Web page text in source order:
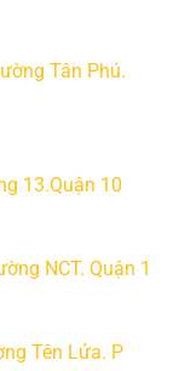
Tân Phú.
13.Quận 10
NCT. Quận 1
Tên Lửa. P